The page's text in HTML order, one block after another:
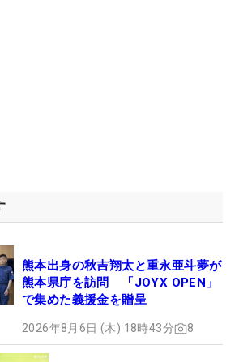
熊本出身の秋吉翔太と重永亜斗夢が
熊本県庁を訪問 「JOYX OPEN」
で集めた義援金を贈呈
2026年8月6日 (木) 18時43分 8